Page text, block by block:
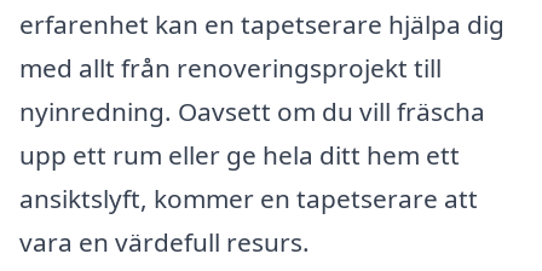
erfarenhet kan en tapetserare hjälpa dig
med allt från renoveringsprojekt till
nyinredning. Oavsett om du vill fräscha
upp ett rum eller ge hela ditt hem ett
ansiktslyft, kommer en tapetserare att
vara en värdefull resurs.